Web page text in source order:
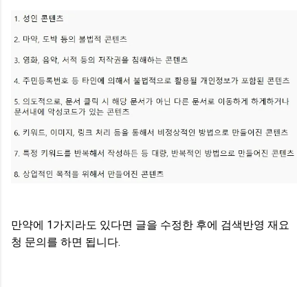
만약에 1가지라도 있다면 글을 수정한 후에 검색반영 재요
청 문의를 하면 됩니다.